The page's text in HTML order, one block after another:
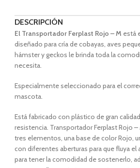
DESCRIPCIÓN
El Transportador Ferplast Rojo – M está
diseñado para cría de cobayas, aves
hámster y geckos le brinda toda la
necesita.
Especialmente seleccionado para el
mascota.
Está fabricado con plástico de gran
resistencia. Transportador Ferplast Rojo –
tres elementos, una base de color Rojo,
con diferentes aberturas para que fluya el
para tener la comodidad de sostenerlo,